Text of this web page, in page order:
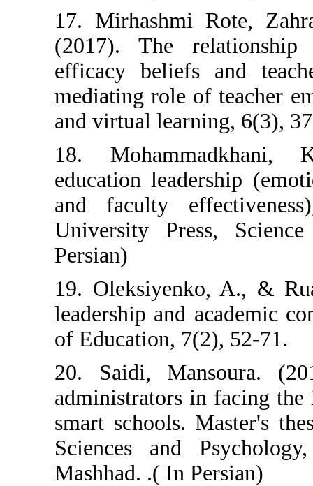
17. Mirhashmi
(2017). The
efficacy
mediating role
and virtual
18.
education
and faculty
University
19.
leadership and
of Education,
20. Saidi,
administrators
smart schools.
Sciences and
Mashhad. .( In